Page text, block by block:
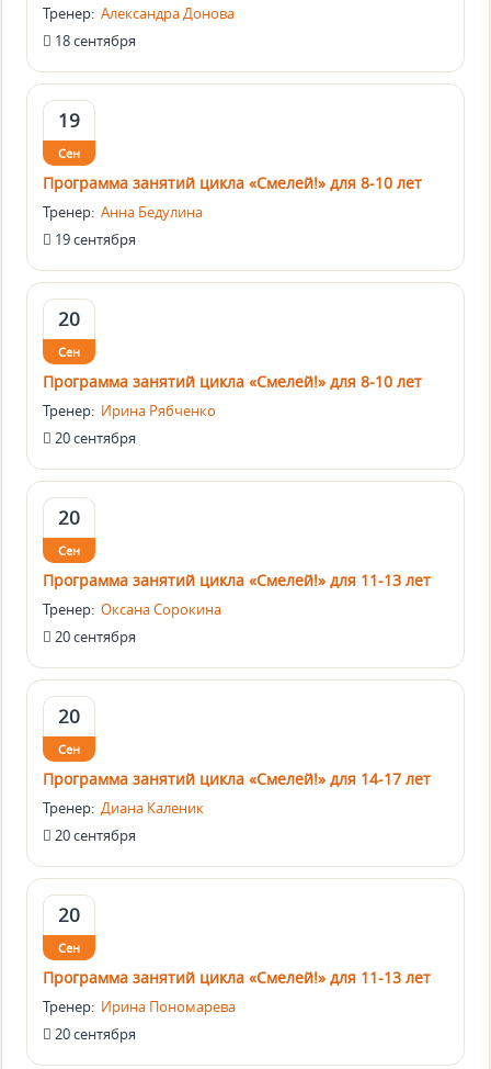
Тренер: Александра Донова
18 сентября
19
Сен
Программа занятий цикла «Смелей!» для 8-10 лет
Тренер: Анна Бедулина
19 сентября
20
Сен
Программа занятий цикла «Смелей!» для 8-10 лет
Тренер: Ирина Рябченко
20 сентября
20
Сен
Программа занятий цикла «Смелей!» для 11-13 лет
Тренер: Оксана Сорокина
20 сентября
20
Сен
Программа занятий цикла «Смелей!» для 14-17 лет
Тренер: Диана Каленик
20 сентября
20
Сен
Программа занятий цикла «Смелей!» для 11-13 лет
Тренер: Ирина Пономарева
20 сентября